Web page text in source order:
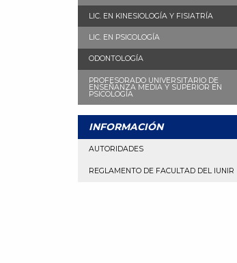
LIC. EN KINESIOLOGÍA Y FISIATRÍA
LIC. EN PSICOLOGÍA
ODONTOLOGÍA
PROFESORADO UNIVERSITARIO DE
ENSEÑANZA MEDIA Y SUPERIOR EN
PSICOLOGÍA
INFORMACIÓN
AUTORIDADES
REGLAMENTO DE FACULTAD DEL IUNIR